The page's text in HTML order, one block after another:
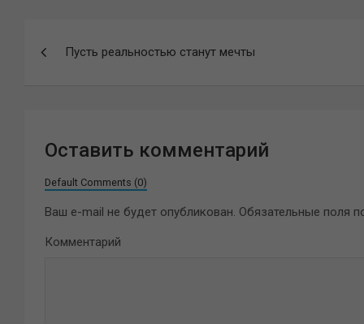
Пусть реальностью станут мечты
Оставить комментарий
Default Comments (0)
Ваш e-mail не будет опубликован. Обязательные поля
Комментарий